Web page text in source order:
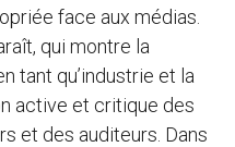
face aux médias.
qui montre la
tant qu’industrie et la
active et critique des
et des auditeurs. Dans